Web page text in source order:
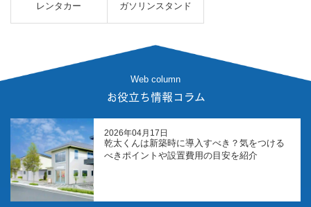
レンタカー ガソリンスタンド
Web column
お役立ち情報コラム
2026年04月17日
乾太くんは新築時に導入すべき？気をつける
べきポイントや設置費用の目安を紹介